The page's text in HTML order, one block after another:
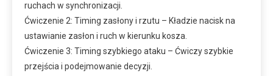
ruchach w synchronizacji.
Ćwiczenie 2: Timing zasłony i rzutu – Kładzie nacisk na
ustawianie zasłon i ruch w kierunku kosza.
Ćwiczenie 3: Timing szybkiego ataku – Ćwiczy szybkie
przejścia i podejmowanie decyzji.